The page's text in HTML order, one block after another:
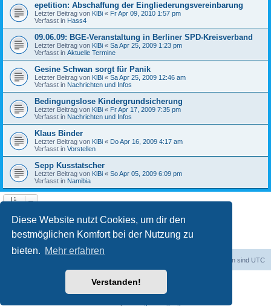
Diese Website nutzt Cookies, um dir den
bestmöglichen Komfort bei der Nutzung zu
bieten. Mehr erfahren
Verstanden!
epetition: Abschaffung der Eingliederungsvereinbarung
Letzter Beitrag von KlBi « Fr Apr 09, 2010 1:57 pm
Verfasst in Hass4
09.06.09: BGE-Veranstaltung in Berliner SPD-Kreisverband
Letzter Beitrag von KlBi « Sa Apr 25, 2009 1:23 pm
Verfasst in Aktuelle Termine
Gesine Schwan sorgt für Panik
Letzter Beitrag von KlBi « Sa Apr 25, 2009 12:46 am
Verfasst in Nachrichten und Infos
Bedingungslose Kindergrundsicherung
Letzter Beitrag von KlBi « Fr Apr 17, 2009 7:35 pm
Verfasst in Nachrichten und Infos
Klaus Binder
Letzter Beitrag von KlBi « Do Apr 16, 2009 4:17 am
Verfasst in Vorstellen
Sepp Kusstatscher
Letzter Beitrag von KlBi « So Apr 05, 2009 6:09 pm
Verfasst in Namibia
Die Suche ergab 103 Treffer 1 2 3
Alle Zeiten sind UTC
Powered byphpBB® Forum Software © phpBB Limited
phpBB.de